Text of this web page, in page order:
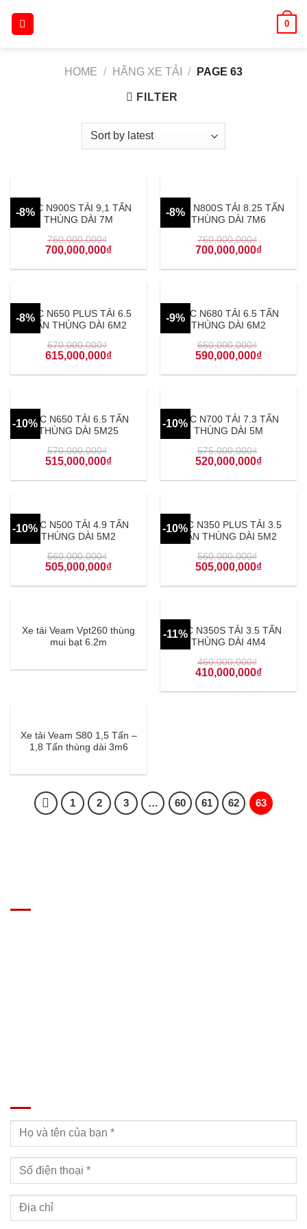
0
HOME / HÃNG XE TẢI / PAGE 63
FILTER
-8%JAC N900S TẢI 9,1 TẤN
THÙNG DÀI 7M
760,000,000₫
700,000,000₫
-8%
JAC N800S TẢI 8.25 TẤN
THÙNG DÀI 7M6
760,000,000₫
700,000,000₫
-8%JAC N650 PLUS TẢI 6.5
TẤN THÙNG DÀI 6M2
670,000,000₫
615,000,000₫
-9%JAC N680 TẢI 6.5 TẤN
THÙNG DÀI 6M2
650,000,000₫
590,000,000₫
-10%JAC N650 TẢI 6.5 TẤN
THÙNG DÀI 5M25
570,000,000₫
515,000,000₫
-10%JAC N700 TẢI 7.3 TẤN
THÙNG DÀI 5M
575,000,000₫
520,000,000₫
-10%JAC N500 TẢI 4.9 TẤN
THÙNG DÀI 5M2
560,000,000₫
505,000,000₫
-10%JAC N350 PLUS TẢI 3.5
TẤN THÙNG DÀI 5M2
560,000,000₫
505,000,000₫
Xe tải Veam Vpt260 thùng
mui bạt 6.2m
-11%JAC N350S TẢI 3.5 TẤN
THÙNG DÀI 4M4
460,000,000₫
410,000,000₫
Xe tải Veam S80 1,5 Tấn –
1,8 Tấn thùng dài 3m6
1 2 3 … 60 61 62 63